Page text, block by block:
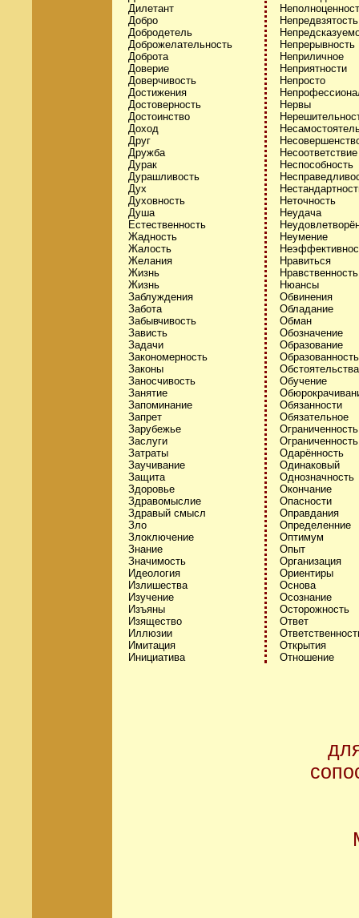
Дилетант
Добро
Добродетель
Доброжелательность
Доброта
Доверие
Доверчивость
Достижения
Достоверность
Достоинство
Доход
Друг
Дружба
Дурак
Дурашливость
Дух
Духовность
Душа
Естественность
Жадность
Жалость
Желания
Жизнь
Жизнь
Заблуждения
Забота
Забывчивость
Зависть
Задачи
Закономерность
Законы
Заносчивость
Занятие
Запоминание
Запрет
Зарубежье
Заслуги
Затраты
Заучивание
Защита
Здоровье
Здравомыслие
Здравый смысл
Зло
Злоключение
Знание
Значимость
Идеология
Излишества
Изучение
Изъяны
Изящество
Иллюзии
Имитация
Инициатива
Непредвзятость
Непрерывность
Неприличное
Неприятности
Непросто
Нервы
Несоответствие
Неспособность
Неточность
Неудача
Неумение
Нравиться
Нравственность
Нюансы
Обвинения
Обладание
Обман
Обозначение
Образование
Образованность
Обстоятельства
Обучение
Обязанности
Обязательное
Ограниченность
Ограниченность
Одарённость
Одинаковый
Однозначность
Окончание
Опасности
Оправдания
Определенние
Оптимум
Опыт
Организация
Ориентиры
Основа
Осознание
Осторожность
Ответ
Открытия
Отношение